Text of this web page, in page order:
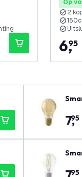
Op
2
6,
95
7,
95
95